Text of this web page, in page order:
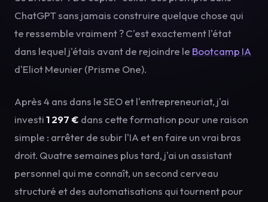
ChatGPT sans jamais construire quelque chose qui
te ressemble vraiment ? C'est exactement l'état
dans lequel j'étais avant de rejoindre le Bootcamp IA
d'Eliot Meunier (Prisme One).
Après 4 ans dans le SEO et l'entrepreneuriat, j'ai
investi1 297 € dans cette formation pour une raison
simple : arrêter de subir l'IA et en faire un vrai bras
droit. Quatre semaines plus tard, j'ai un assistant
personnel qui me connaît, un second cerveau
structuré et des automatisations qui tournent pour